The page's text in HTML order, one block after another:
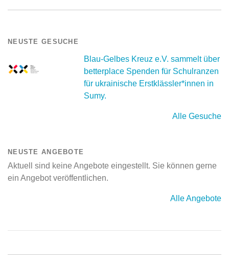
NEUSTE GESUCHE
Blau-Gelbes Kreuz e.V. sammelt über
betterplace Spenden für Schulranzen
für ukrainische Erstklässler*innen in
Sumy.
Alle Gesuche
NEUSTE ANGEBOTE
Aktuell sind keine Angebote eingestellt. Sie können gerne
ein Angebot veröffentlichen.
Alle Angebote